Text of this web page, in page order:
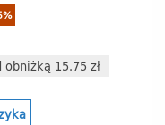
15.75 zł